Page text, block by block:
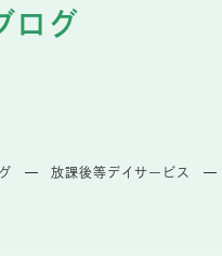
ログ
放課後等デイサービス